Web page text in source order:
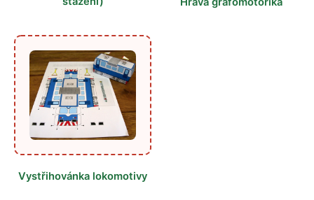
Vystřihovánka lokomotivy